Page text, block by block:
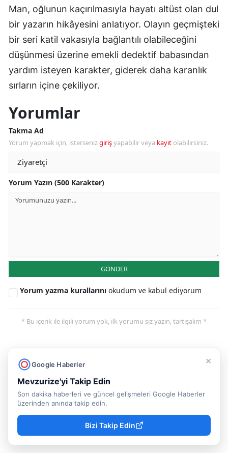
×
Google Haberler
Mevzurize'yi Takip Edin
Son dakika haberleri ve güncel gelişmeleri Google Haberler
üzerinden anında takip edin.
Bizi Takip Edin
Man, oğlunun kaçırılmasıyla hayatı altüst olan dul
bir yazarın hikâyesini anlatıyor. Olayın geçmişteki
bir seri katil vakasıyla bağlantılı olabileceğini
düşünmesi üzerine emekli dedektif babasından
yardım isteyen karakter, giderek daha karanlık
sırların içine çekiliyor.
Yorumlar
Takma Ad
Yorum yapmak için, istersenizgirişyapabilir veya kayıt olabilirsiniz.
Yorum Yazın (500 Karakter)
GÖNDER
Yorum yazma kurallarını okudum ve kabul ediyorum
* Bu içerik ile ilgili yorum yok, ilk yorumu siz yazın, tartışalım *
MevzuRize
Nefilix dizisi Outer Banks
1,2,3,4,5,6 sezon nereden
izlenir?